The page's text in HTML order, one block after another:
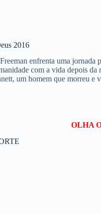
2016
enfrenta uma jornada
com a vida depois da
um homem que morreu e
OLHA